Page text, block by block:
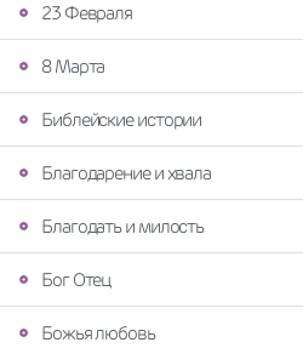
23 Февраля
8 Марта
Библейские истории
Благодарение и хвала
Благодать и милость
Бог Отец
Божья любовь